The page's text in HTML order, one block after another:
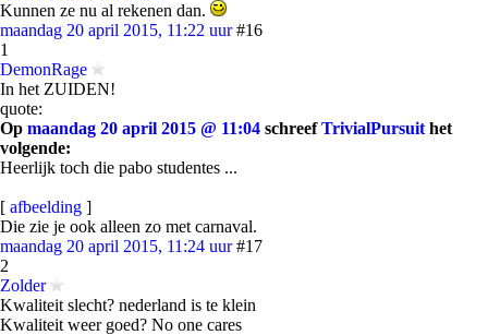
Kunnen ze nu al rekenen dan.
maandag 20 april 2015, 11:22 uur #16
1
DemonRage
In het ZUIDEN!
quote:
Op maandag 20 april 2015 @ 11:04 schreefTrivialPursuit het
volgende:
Heerlijk toch die pabo studentes ...
[ afbeelding ]
Die zie je ook alleen zo met carnaval.
maandag 20 april 2015, 11:24 uur #17
2
Zolder
Kwaliteit slecht? nederland is te klein
Kwaliteit weer goed? No one cares